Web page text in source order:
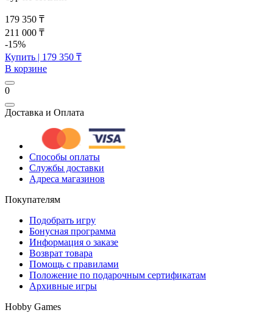
179 350 ₸
211 000 ₸
-15%
Купить | 179 350 ₸
В корзине
0
Доставка и Оплата
Способы оплаты
Службы доставки
Адреса магазинов
Покупателям
Подобрать игру
Бонусная программа
Информация о заказе
Возврат товара
Помощь с правилами
Положение по подарочным сертификатам
Архивные игры
Hobby Games